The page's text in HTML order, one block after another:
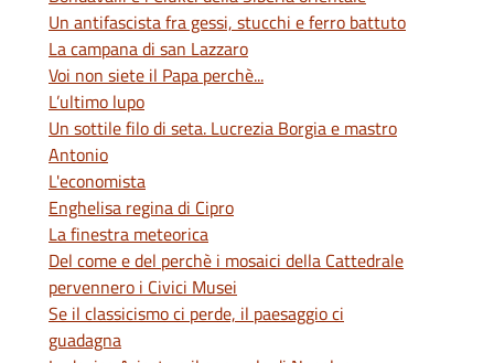
Un antifascista fra gessi, stucchi e ferro battuto
La campana di san Lazzaro
Voi non siete il Papa perchè...
L’ultimo lupo
Un sottile filo di seta. Lucrezia Borgia e mastro
Antonio
L'economista
Enghelisa regina di Cipro
La finestra meteorica
Del come e del perchè i mosaici della Cattedrale
pervennero i Civici Musei
Se il classicismo ci perde, il paesaggio ci
guadagna